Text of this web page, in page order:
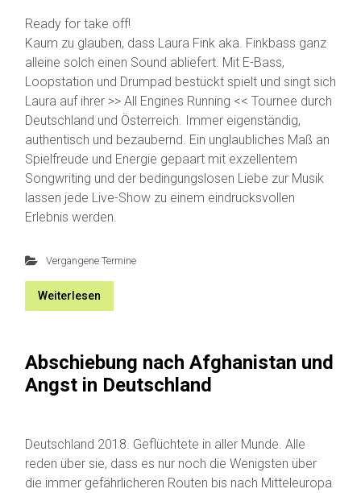
Ready for take off!
Kaum zu glauben, dass Laura Fink aka. Finkbass ganz
alleine solch einen Sound abliefert. Mit E-Bass,
Loopstation und Drumpad bestückt spielt und singt sich
Laura auf ihrer >> All Engines Running << Tournee durch
Deutschland und Österreich. Immer eigenständig,
authentisch und bezaubernd. Ein unglaubliches Maß an
Spielfreude und Energie gepaart mit exzellentem
Songwriting und der bedingungslosen Liebe zur Musik
lassen jede Live-Show zu einem eindrucksvollen
Erlebnis werden.
Vergangene Termine
Weiterlesen
Abschiebung nach Afghanistan und
Angst in Deutschland
Deutschland 2018. Geflüchtete in aller Munde. Alle
reden über sie, dass es nur noch die Wenigsten über
die immer gefährlicheren Routen bis nach Mitteleuropa